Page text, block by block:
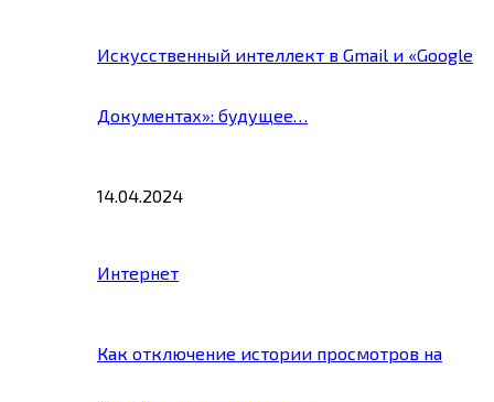
Искусственный интеллект в Gmail и «Google
Документах»: будущее…
14.04.2024
Интернет
Как отключение истории просмотров на